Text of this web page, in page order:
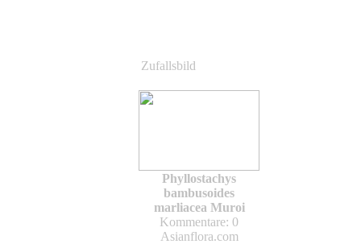
Zufallsbild
Phyllostachys
bambusoides
marliacea Muroi
Kommentare: 0
Asianflora.com